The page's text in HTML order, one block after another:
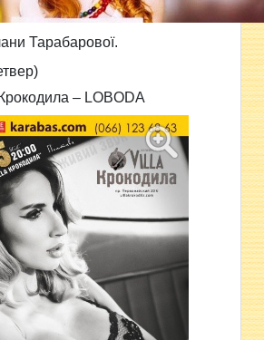
Тарабарової.
– LOBODA